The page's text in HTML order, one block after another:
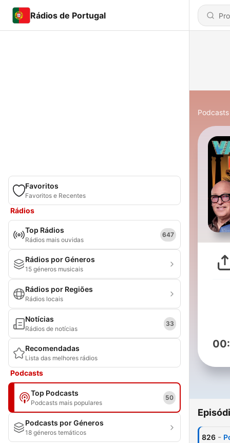
Rádios de Portugal
Favoritos
Favoritos e Recentes
Rádios
Top Rádios
Rádios mais ouvidas
647
Rádios por Géneros
15 géneros musicais
Rádios por Regiões
Rádios locais
Notícias
Rádios de notícias
33
Recomendadas
Lista das melhores rádios
Podcasts
Top Podcasts
Podcasts mais populares
50
Podcasts por Géneros
18 géneros temáticos
Podcasts
826 -